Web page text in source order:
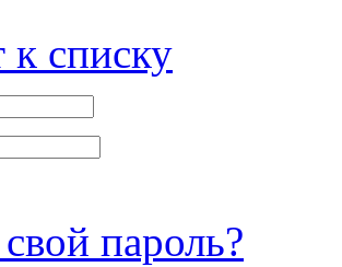
к списку
пароль?